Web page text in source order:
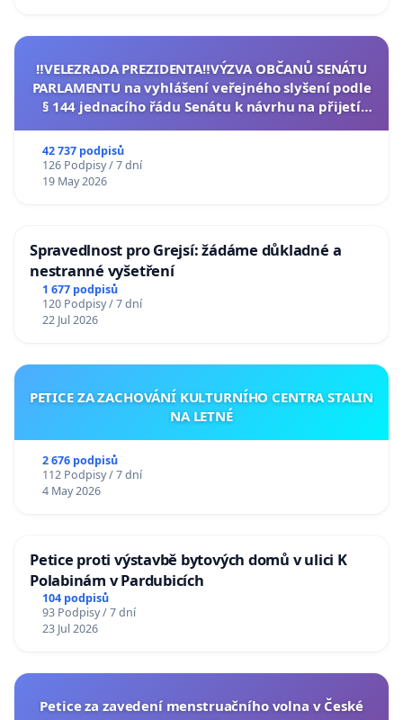
‼️VELEZRADA PREZIDENTA‼️VÝZVA OBČANŮ SENÁTU
PARLAMENTU na vyhlášení veřejného slyšení podle
§ 144 jednacího řádu Senátu k návrhu na přijetí
42 737 podpisů
126 Podpisy / 7 dní
19 May 2026
Spravedlnost pro Grejsí: žádáme důkladné a
nestranné vyšetření
1 677 podpisů
120 Podpisy / 7 dní
22 Jul 2026
PETICE ZA ZACHOVÁNÍ KULTURNÍHO CENTRA STALIN
NA LETNÉ
2 676 podpisů
112 Podpisy / 7 dní
4 May 2026
Petice proti výstavbě bytových domů v ulici K
Polabinám v Pardubicích
104 podpisů
93 Podpisy / 7 dní
23 Jul 2026
Petice za zavedení menstruačního volna v České